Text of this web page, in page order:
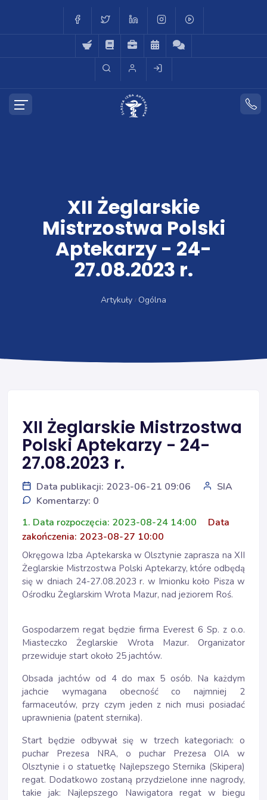
XII Żeglarskie
Mistrzostwa Polski
Aptekarzy - 24-
27.08.2023 r.
Artykuły Ogólna
XII Żeglarskie Mistrzostwa
Polski Aptekarzy - 24-
27.08.2023 r.
Data publikacji: 2023-06-21 09:06
SIA
Komentarzy: 0
1. Data rozpoczęcia: 2023-08-24 14:00
Data
zakończenia: 2023-08-27 10:00
Okręgowa Izba Aptekarska w Olsztynie zaprasza na XII
Żeglarskie Mistrzostwa Polski Aptekarzy, które odbędą
się w dniach 24-27.08.2023 r. w Imionku koło Pisza w
Ośrodku Żeglarskim Wrota Mazur, nad jeziorem Roś.
Gospodarzem regat będzie firma Everest 6 Sp. z o.o.
Miasteczko Żeglarskie Wrota Mazur. Organizator
przewiduje start około 25 jachtów.
Obsada jachtów od 4 do max 5 osób. Na każdym
jachcie wymagana obecność co najmniej 2
farmaceutów, przy czym jeden z nich musi posiadać
uprawnienia (patent sternika).
Start będzie odbywał się w trzech kategoriach: o
puchar Prezesa NRA, o puchar Prezesa OIA w
Olsztynie i o statuetkę Najlepszego Sternika (Skipera)
regat. Dodatkowo zostaną przydzielone inne nagrody,
takie jak: Najlepszego Nawigatora regat w biegu